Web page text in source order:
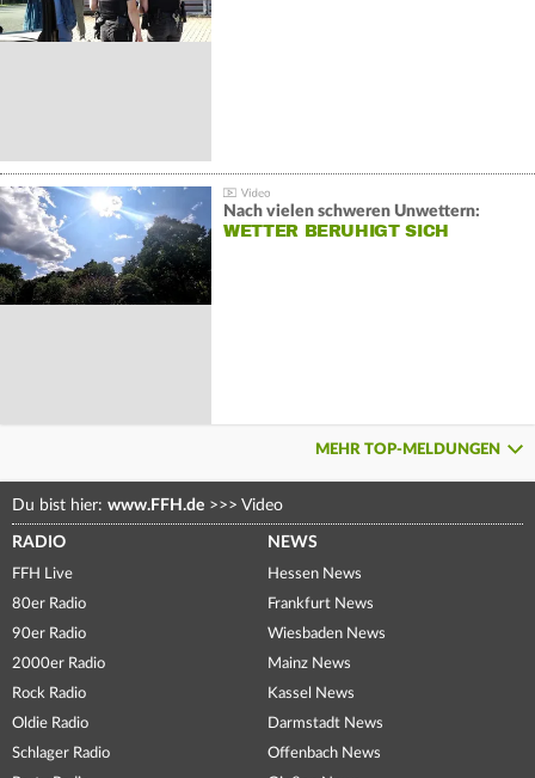
Nach vielen schweren Unwettern:
WETTER BERUHIGT SICH
MEHR TOP-MELDUNGEN
Du bist hier: www.FFH.de >>> Video
RADIO
FFH Live
80er Radio
90er Radio
2000er Radio
Rock Radio
Oldie Radio
Schlager Radio
NEWS
Hessen News
Frankfurt News
Wiesbaden News
Mainz News
Kassel News
Darmstadt News
Offenbach News